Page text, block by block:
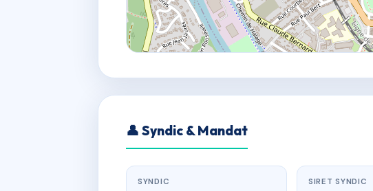
👤 Syndic & Mandat
SYNDIC SIRET SYNDIC